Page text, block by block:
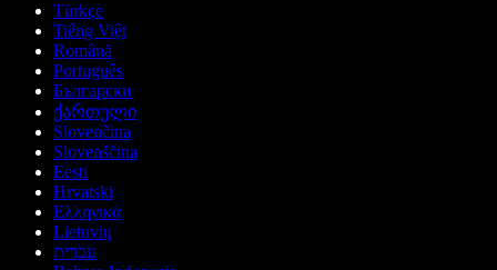
Türkçe
Tiếng Việt
Română
Português
Български
ქართული
Slovenčina
Slovenščina
Eesti
Hrvatski
Ελληνικά
Lietuvių
עברית